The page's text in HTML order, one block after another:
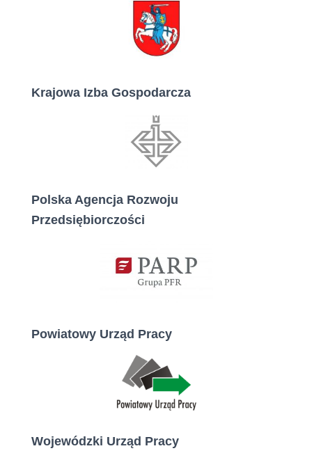
Krajowa Izba Gospodarcza
Polska Agencja Rozwoju
Przedsiębiorczości
Powiatowy Urząd Pracy
Wojewódzki Urząd Pracy